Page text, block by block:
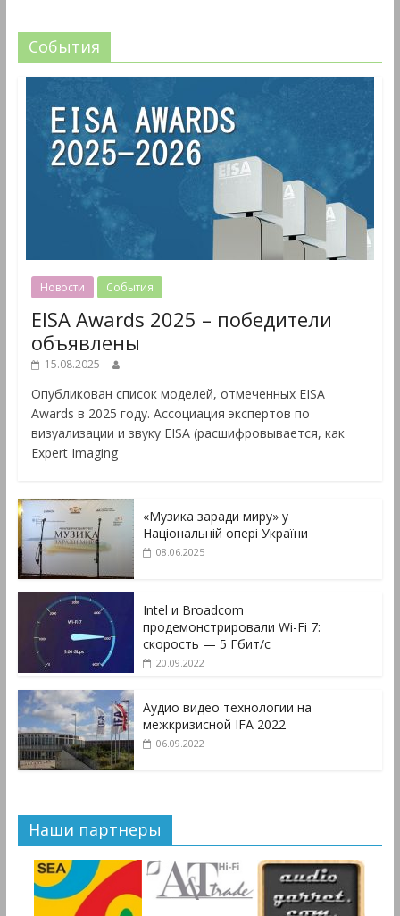
События
Новости События
EISA Awards 2025 – победители
объявлены
15.08.2025
Опубликован список моделей, отмеченных EISA
Awards в 2025 году. Ассоциация экспертов по
визуализации и звуку EISA (расшифровывается, как
Expert Imaging
«Музика заради миру» у
Національній опері України
08.06.2025
Intel и Broadcom
продемонстрировали Wi-Fi 7:
скорость — 5 Гбит/с
20.09.2022
Аудио видео технологии на
межкризисной IFA 2022
06.09.2022
Наши партнеры